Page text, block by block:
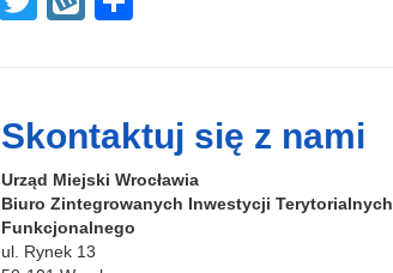
e
b
o
o
p
e
Skontaktuj się z nami
Urząd Miejski Wrocławia
Biuro Zintegrowanych Inwestycji Terytorialnych
Funkcjonalnego
ul. Rynek 13